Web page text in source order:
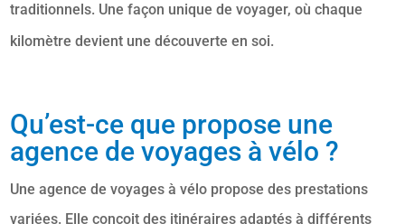
traditionnels. Une façon unique de voyager, où chaque
kilomètre devient une découverte en soi.
Qu’est-ce que propose une
agence de voyages à vélo ?
Une agence de voyages à vélo propose des prestations
variées. Elle conçoit des itinéraires adaptés à différents